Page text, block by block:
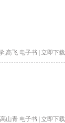
高飞 电子书 | 立即下载
高山青 电子书 | 立即下载